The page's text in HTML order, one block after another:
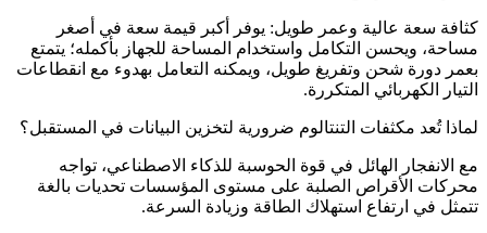
كثافة سعة عالية وعمر طويل: يوفر أكبر قيمة سعة في أصغر
مساحة، ويحسن التكامل واستخدام المساحة للجهاز بأكمله؛ يتمتع
بعمر دورة شحن وتفريغ طويل، ويمكنه التعامل بهدوء مع انقطاعات
التيار الكهربائي المتكررة.
لماذا تُعد مكثفات التنتالوم ضرورية لتخزين البيانات في المستقبل؟
مع الانفجار الهائل في قوة الحوسبة للذكاء الاصطناعي، تواجه
محركات الأقراص الصلبة على مستوى المؤسسات تحديات بالغة
تتمثل في ارتفاع استهلاك الطاقة وزيادة السرعة.